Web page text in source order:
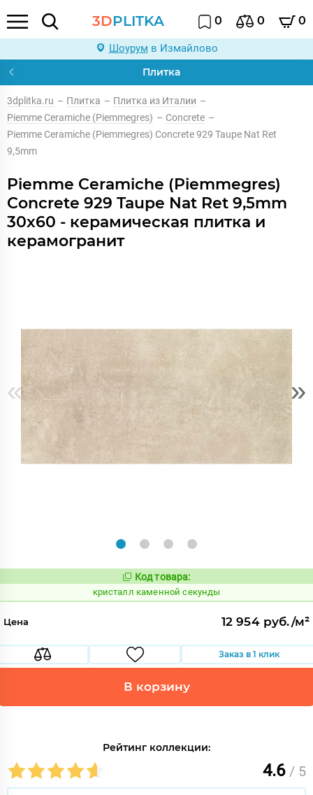
3DPLITKA 0 0 0
Шоурум в Измайлово
Плитка
3dplitka.ru – Плитка – Плитка из Италии –
Piemme Ceramiche (Piemmegres) – Concrete –
Piemme Ceramiche (Piemmegres) Concrete 929 Taupe Nat Ret
9,5mm
Piemme Ceramiche (Piemmegres)
Concrete 929 Taupe Nat Ret 9,5mm
30x60 - керамическая плитка и
керамогранит
« »
Код:
817212
Код товара:
кристалл каменной секунды
Цена 12 954 руб./м²
Заказ в 1 клик
В корзину
Рейтинг коллекции:
4.6 / 5